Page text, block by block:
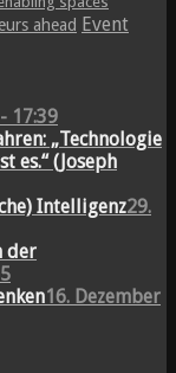
ahead Event
17:39
„Technologie
es.“ (Joseph
Intelligenz29.
der
16. Dezember